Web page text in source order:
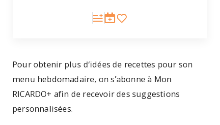
Pour obtenir plus d’idées de recettes pour son
menu hebdomadaire, on s’abonne à Mon
RICARDO+ afin de recevoir des suggestions
personnalisées.